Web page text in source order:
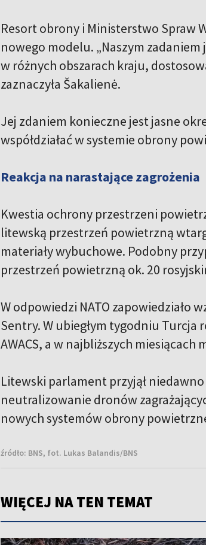
Resort obrony i Ministerstwo Spraw
nowego modelu. „Naszym
w różnych obszarach kraju,
zaznaczyła Šakalienė.
Jej zdaniem konieczne jest jasne
współdziałać w systemie obrony
Reakcja na narastające zagrożenia
Kwestia ochrony przestrzeni
litewską przestrzeń powietrzną
materiały wybuchowe. Podobny
przestrzeń powietrzną ok. 20
W odpowiedzi NATO zapowiedziało
Sentry. W ubiegłym tygodniu
AWACS, a w najbliższych
Litewski parlament przyjął
neutralizowanie dronów
nowych systemów obrony
źródło: BNS, fot. Lukas Balandis/BNS
WIĘCEJ NA TEN TEMAT